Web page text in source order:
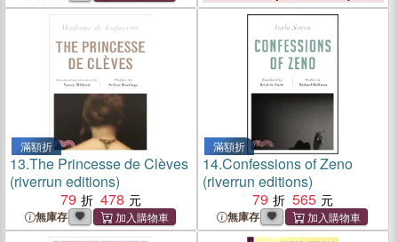
滿額折
13.The Princesse de Clèves
(riverrun editions)
79
478
無庫存
滿額折
14.Confessions of Zeno
(riverrun editions)
79
565
無庫存